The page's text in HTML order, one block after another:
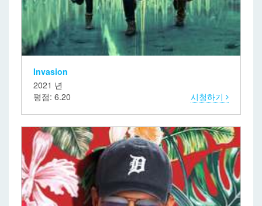
Invasion
2021 년
평점: 6.20
시청하기